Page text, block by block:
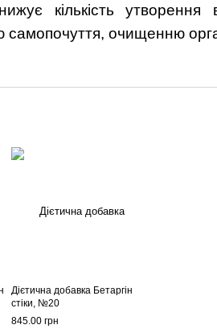
кількість утворення
очищенню
Дієтична добавка Бетаргін
стіки, №20
845.00 грн